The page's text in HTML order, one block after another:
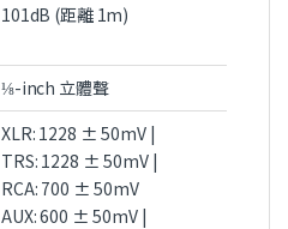
101dB (距離 1m)
⅛-inch 立體聲
XLR: 1228 ± 50mV |
TRS: 1228 ± 50mV |
RCA: 700 ± 50mV
AUX: 600 ± 50mV |